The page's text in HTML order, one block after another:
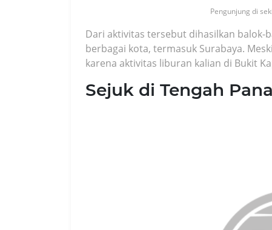
Pengunjung di
Dari aktivitas tersebut dihasilkan balok-
berbagai kota, termasuk Surabaya.
karena aktivitas liburan kalian di Bukit
Sejuk di Tengah